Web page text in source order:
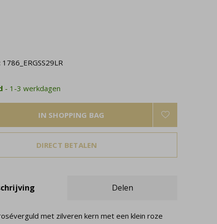
1786_ERGSS29LR
- 1-3 werkdagen
IN SHOPPING BAG
DIRECT BETALEN
Delen
met zilveren kern met een klein roze